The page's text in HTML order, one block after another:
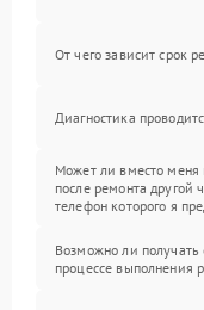
От чего зависит срок
Диагностика
Может ли вместо меня
после ремонта другой
телефон которого я
Возможно ли получать
процессе выполнения